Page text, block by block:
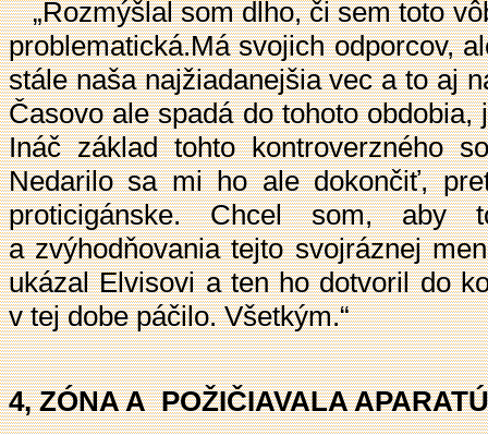
„Rozmýšlal som dlho, či sem toto
problematická.Má svojich odporcov,
stále naša najžiadanejšia vec a to aj
Časovo ale spadá do tohoto
Ináč základ tohto kontroverzného
Nedarilo sa mi ho ale dokončiť,
proticigánske. Chcel som, aby
a zvýhodňovania tejto svojráznej
ukázal Elvisovi a ten ho dotvoril do
v tej dobe páčilo. Všetkým.“
4, ZÓNA A POŽIČIAVALA